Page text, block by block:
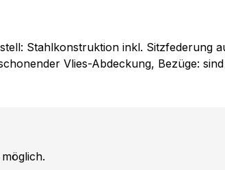
Stahlkonstruktion inkl.
Vlies-Abdeckung, Bezüge: